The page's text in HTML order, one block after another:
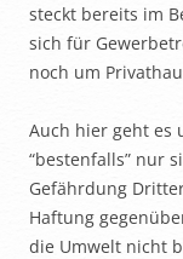
steckt bereits im
sich für
noch um
Auch hier geht es
“bestenfalls” nur
Gefährdung
Haftung
die Umwelt nicht